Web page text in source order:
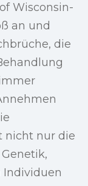
Wisconsin-
an und
die
nicht nur die